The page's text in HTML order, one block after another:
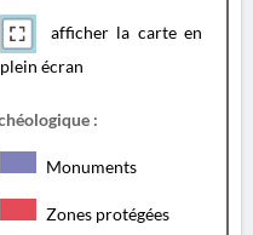
afficher la carte en
plein écran
:
Monuments
Zones protégées